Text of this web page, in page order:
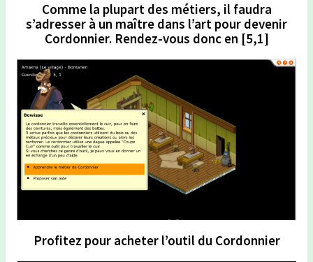
Comme la plupart des métiers, il faudra
s’adresser à un maître dans l’art pour devenir
Cordonnier. Rendez-vous donc en [5,1]
Profitez pour acheter l’outil du Cordonnier